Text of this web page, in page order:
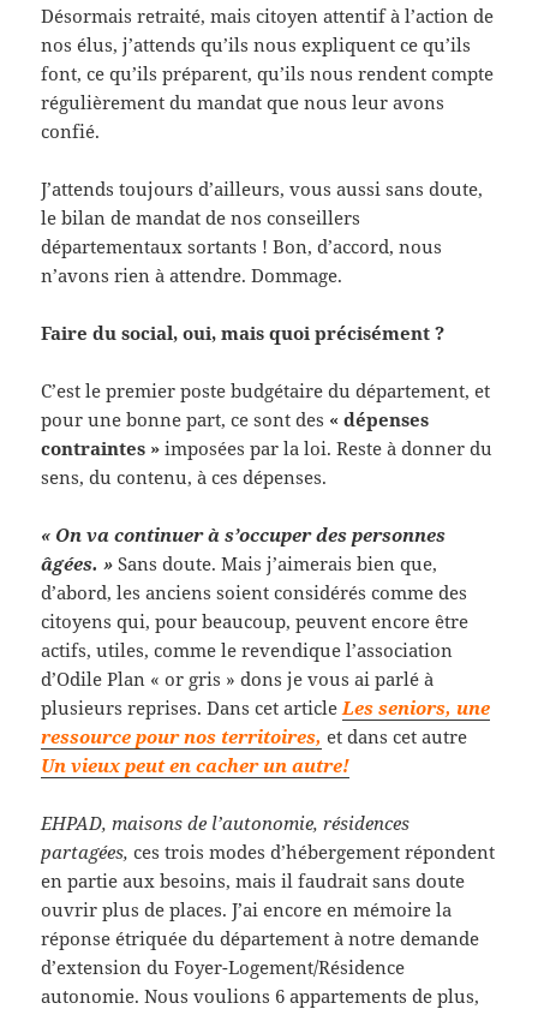
Désormais retraité, mais citoyen attentif à l’action de
nos élus, j’attends qu’ils nous expliquent ce qu’ils
font, ce qu’ils préparent, qu’ils nous rendent compte
régulièrement du mandat que nous leur avons
confié.
J’attends toujours d’ailleurs, vous aussi sans doute,
le bilan de mandat de nos conseillers
départementaux sortants ! Bon, d’accord, nous
n’avons rien à attendre. Dommage.
Faire du social,oui, mais quoi précisément ?
C’est le premier poste budgétaire du département, et
pour une bonne part, ce sont des « dépenses
contraintes » imposées par la loi. Reste à donner du
sens, du contenu, à ces dépenses.
« On va continuer à s’occuper des personnes
âgées. » Sans doute. Mais j’aimerais bien que,
d’abord, les anciens soient considérés comme des
citoyens qui, pour beaucoup, peuvent encore être
actifs, utiles, comme le revendique l’association
d’Odile Plan « or gris » dons je vous ai parlé à
plusieurs reprises. Dans cet article Les seniors, une
ressource pour nos territoires, et dans cet autre
Un vieux peut en cacher un autre!
EHPAD, maisons de l’autonomie, résidences
partagées, ces trois modes d’hébergement répondent
en partie aux besoins, mais il faudrait sans doute
ouvrir plus de places. J’ai encore en mémoire la
réponse étriquée du département à notre demande
d’extension du Foyer-Logement/Résidence
autonomie. Nous voulions 6 appartements de plus,